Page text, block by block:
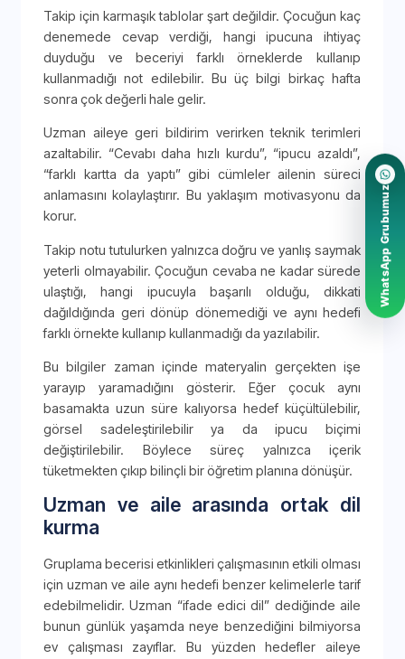
Takip için karmaşık tablolar şart değildir. Çocuğun kaç
denemede cevap verdiği, hangi ipucuna ihtiyaç
duyduğu ve beceriyi farklı örneklerde kullanıp
kullanmadığı not edilebilir. Bu üç bilgi birkaç hafta
sonra çok değerli hale gelir.
Uzman aileye geri bildirim verirken teknik terimleri
azaltabilir. “Cevabı daha hızlı kurdu”, “ipucu azaldı”,
“farklı kartta da yaptı” gibi cümleler ailenin süreci
anlamasını kolaylaştırır. Bu yaklaşım motivasyonu da
korur.
Takip notu tutulurken yalnızca doğru ve yanlış saymak
yeterli olmayabilir. Çocuğun cevaba ne kadar sürede
ulaştığı, hangi ipucuyla başarılı olduğu, dikkati
dağıldığında geri dönüp dönemediği ve aynı hedefi
farklı örnekte kullanıp kullanmadığı da yazılabilir.
Bu bilgiler zaman içinde materyalin gerçekten işe
yarayıp yaramadığını gösterir. Eğer çocuk aynı
basamakta uzun süre kalıyorsa hedef küçültülebilir,
görsel sadeleştirilebilir ya da ipucu biçimi
değiştirilebilir. Böylece süreç yalnızca içerik
tüketmekten çıkıp bilinçli bir öğretim planına dönüşür.
Uzman ve aile arasında ortak dil
kurma
Gruplama becerisi etkinlikleri çalışmasının etkili olması
için uzman ve aile aynı hedefi benzer kelimelerle tarif
edebilmelidir. Uzman “ifade edici dil” dediğinde aile
bunun günlük yaşamda neye benzediğini bilmiyorsa
ev çalışması zayıflar. Bu yüzden hedefler aileye
WhatsApp Grubumuz